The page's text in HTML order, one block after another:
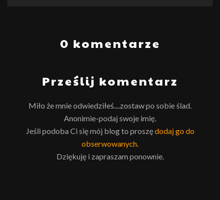
0 komentarze
Prześlij komentarz
Miło że mnie odwiedziłeś....zostaw po sobie ślad.
Anonimie-podaj swoje imię.
Jeśli podoba Ci się mój blog to proszędodaj go do
obserwowanych.
Dziękuję i zapraszam ponownie.